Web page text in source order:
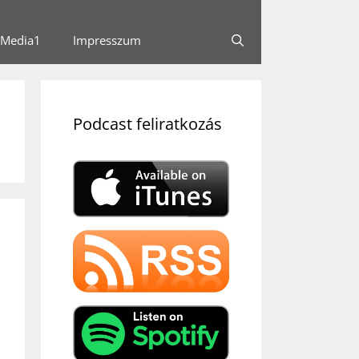
Media1 Impresszum
Podcast feliratkozás